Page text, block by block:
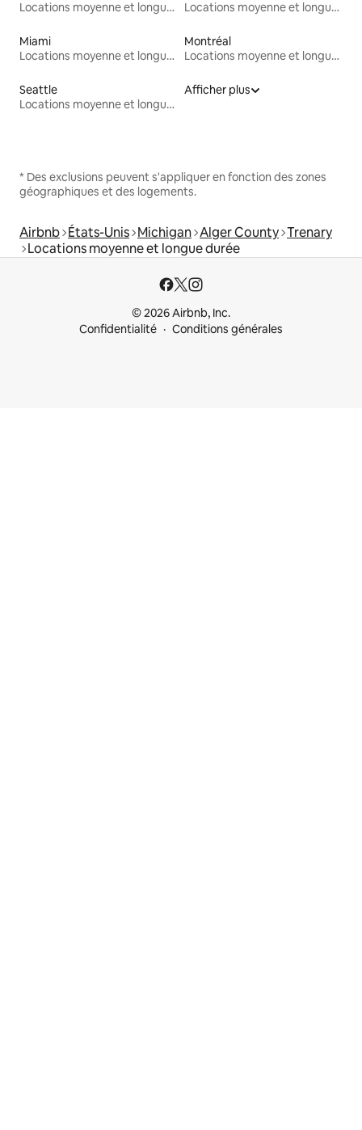
Locations moyenne et longue durée
Locations moyenne et longue durée
Miami
Locations moyenne et longue durée
Montréal
Locations moyenne et longue durée
Seattle
Locations moyenne et longue durée
Afficher plus
* Des exclusions peuvent s'appliquer en fonction des zones
géographiques et des logements.
Airbnb États-Unis Michigan Alger County Trenary
Locations moyenne et longue durée
© 2026 Airbnb, Inc.
Confidentialité
Conditions générales